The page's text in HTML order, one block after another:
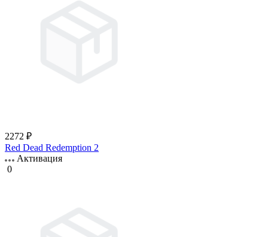
2272 ₽
Red Dead Redemption 2
Активация
0